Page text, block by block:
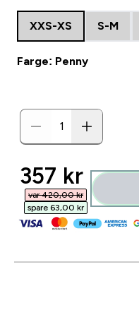
XXS-XS S-M
Farge: Penny
357 kr‎
var 420,00 kr‎
spare 63,00 kr‎